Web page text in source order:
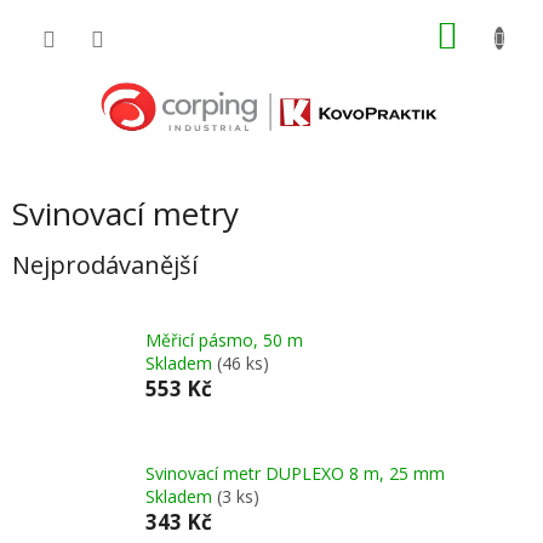
Svinovací metry
Nejprodávanější
Měřicí pásmo, 50 m
Skladem (46 ks)
553 Kč
Svinovací metr DUPLEXO 8 m, 25 mm
Skladem (3 ks)
343 Kč